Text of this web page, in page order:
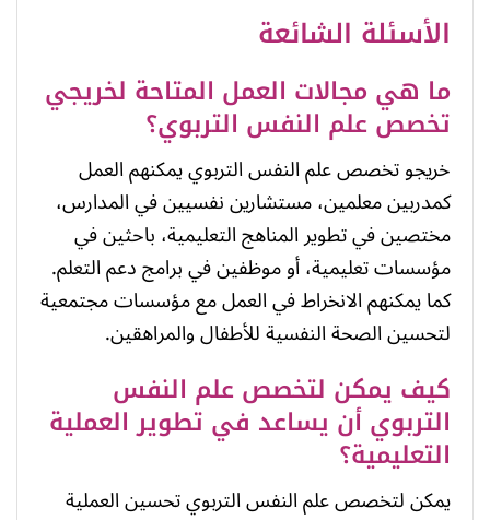
الأسئلة الشائعة
ما هي مجالات العمل المتاحة لخريجي
تخصص علم النفس التربوي؟
خريجو تخصص علم النفس التربوي يمكنهم العمل
كمدربين معلمين، مستشارين نفسيين في المدارس،
مختصين في تطوير المناهج التعليمية، باحثين في
مؤسسات تعليمية، أو موظفين في برامج دعم التعلم.
كما يمكنهم الانخراط في العمل مع مؤسسات مجتمعية
لتحسين الصحة النفسية للأطفال والمراهقين.
كيف يمكن لتخصص علم النفس
التربوي أن يساعد في تطوير العملية
التعليمية؟
يمكن لتخصص علم النفس التربوي تحسين العملية